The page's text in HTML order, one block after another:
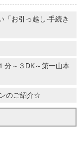
「お引っ越し‧⼿続き
分～３DK～第一山本
のご紹介☆